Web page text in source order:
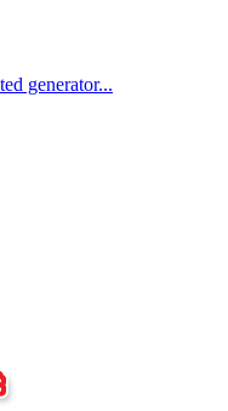
generator...